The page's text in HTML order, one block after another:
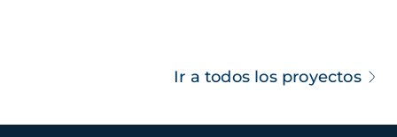
Ir a todos los proyectos